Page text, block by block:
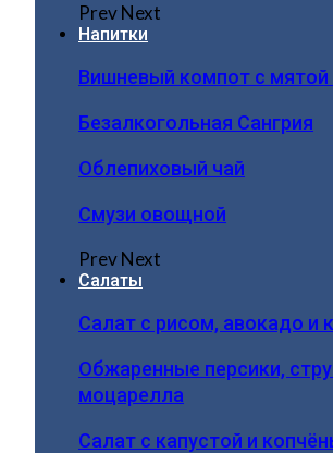
PrevNext
Напитки
Вишневый компот с мятой
Безалкогольная Сангрия
Облепиховый чай
Смузи овощной
PrevNext
Салаты
Салат с рисом, авокадо и
Обжаренные персики,
моцарелла
Салат с капустой и